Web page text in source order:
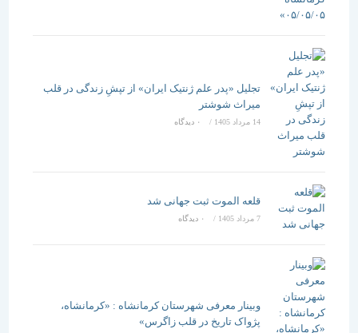
تجلیل «پدر علم ژنتیک ایران» از تپشِ زندگی در قلب
میراث شوشتر
14 مرداد 1405 / ۰ دیدگاه
قلعه الموت ثبت جهانی شد
/ ۰ دیدگاه
وبینار معرفی شهرستان کرمانشاه : «کرمانشاه،
پژواک تاریخ در قلب زاگرس»